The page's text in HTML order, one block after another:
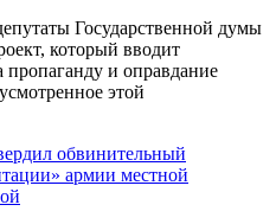
Государственной думы
который вводит
пропаганду и оправдание
этой